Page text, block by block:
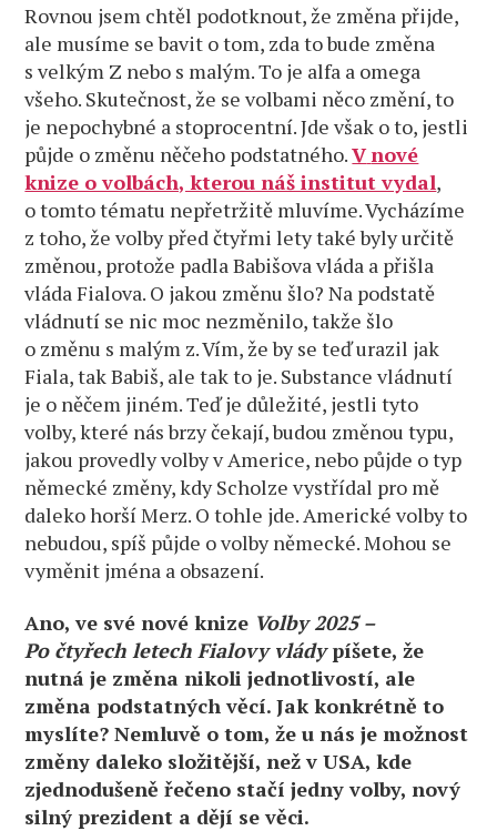
Rovnou jsem chtěl podotknout, že změna přijde,
ale musíme se bavit o tom, zda to bude změna
s velkým Z nebo s malým. To je alfa a omega
všeho. Skutečnost, že se volbami něco změní, to
je nepochybné a stoprocentní. Jde však o to, jestli
půjde o změnu něčeho podstatného.Vnové
knize o volbách, kterou náš institut vydal,
o tomto tématu nepřetržitě mluvíme. Vycházíme
z toho, že volby před čtyřmi lety také byly určitě
změnou, protože padla Babišova vláda a přišla
vláda Fialova. O jakou změnu šlo? Na podstatě
vládnutí se nic moc nezměnilo, takže šlo
o změnu s malým z. Vím, že by se teď urazil jak
Fiala, tak Babiš, ale tak to je. Substance vládnutí
je o něčem jiném. Teď je důležité, jestli tyto
volby, které nás brzy čekají, budou změnou typu,
jakou provedly volby v Americe, nebo půjde o typ
německé změny, kdy Scholze vystřídal pro mě
daleko horší Merz. O tohle jde. Americké volby to
nebudou, spíš půjde o volby německé. Mohou se
vyměnit jména a obsazení.
Ano, ve své nové knize Volby 2025 –
Po čtyřech letech Fialovy vládypíšete, že
nutná je změna nikoli jednotlivostí, ale
změna podstatných věcí. Jak konkrétně to
myslíte? Nemluvě o tom, že u nás je možnost
změny daleko složitější, než v USA, kde
zjednodušeně řečeno stačí jedny volby, nový
silný prezident a dějí se věci.